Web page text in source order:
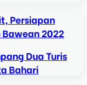
Persiapan
2022
Dua Turis
Bahari